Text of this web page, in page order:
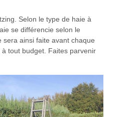
Selon le type de haie à
se différencie selon le
ainsi faite avant chaque
tout budget. Faites parvenir